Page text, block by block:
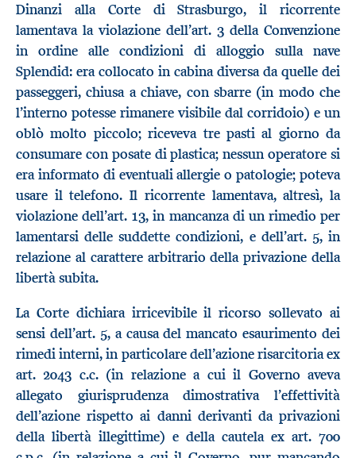
Dinanzi alla Corte di Strasburgo, il ricorrente
lamentava la violazione dell’art. 3 della Convenzione
in ordine alle condizioni di alloggio sulla nave
Splendid: era collocato in cabina diversa da quelle dei
passeggeri, chiusa a chiave, con sbarre (in modo che
l’interno potesse rimanere visibile dal corridoio) e un
oblò molto piccolo; riceveva tre pasti al giorno da
consumare con posate di plastica; nessun operatore si
era informato di eventuali allergie o patologie; poteva
usare il telefono. Il ricorrente lamentava, altresì, la
violazione dell’art. 13, in mancanza di un rimedio per
lamentarsi delle suddette condizioni, e dell’art. 5, in
relazione al carattere arbitrario della privazione della
libertà subita.
La Corte dichiara irricevibile il ricorso sollevato ai
sensi dell’art. 5, a causa del mancato esaurimento dei
rimedi interni, in particolare dell’azione risarcitoria ex
art. 2043 c.c. (in relazione a cui il Governo aveva
allegato giurisprudenza dimostrativa l’effettività
dell’azione rispetto ai danni derivanti da privazioni
della libertà illegittime) e della cautela ex art. 700